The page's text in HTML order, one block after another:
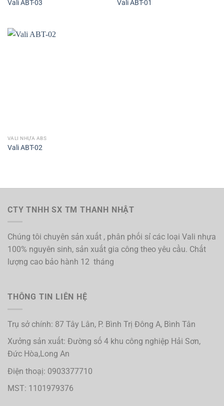
Vali ABT-03 Vali ABT-01
VALI NHỰA ABS
Vali ABT-02
CTY TNHH SX TM THANH NHẬT
Chúng tôi chuyên sản xuất , phân phối sỉ các loại Vali nhựa
100% nguyên sinh, sản xuất gia công theo yêu cầu. Chất
lượng cao bảo hành 12 tháng
THÔNG TIN LIÊN HỆ
Trụ sở chính: 87 Tây Lân, P. Bình Trị Đông A, Bình Tân
Xưởng sản xuất: Đường số 4 khu công nghiệp Hải Sơn,
Đức Hòa,Long An
Điện thoạị: 0903377710
MST: 1101979376